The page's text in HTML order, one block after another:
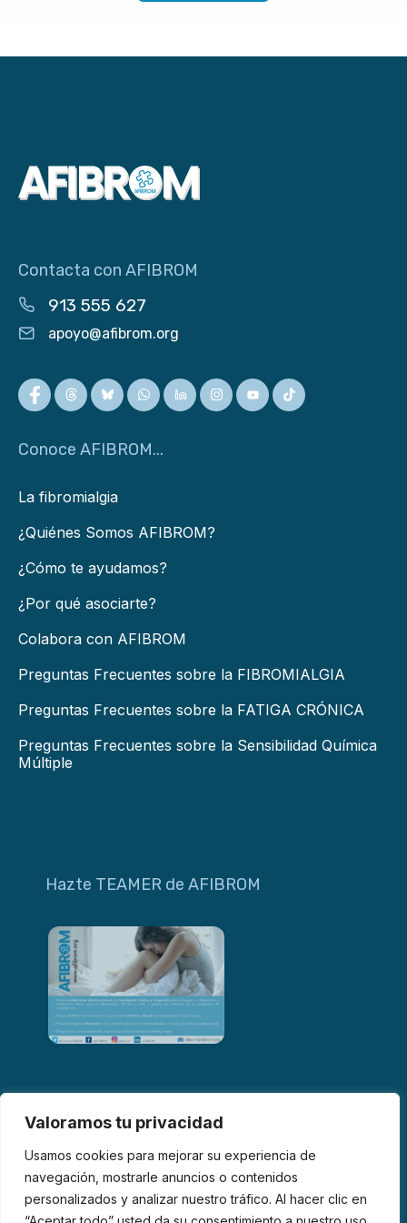
Valoramos tu privacidad
Usamos cookies para mejorar su experiencia de
navegación, mostrarle anuncios o contenidos
personalizados y analizar nuestro tráfico. Al hacer clic en
Contacta con AFIBROM
913 555 627
apoyo@afibrom.org
Conoce AFIBROM...
La fibromialgia
¿Quiénes Somos AFIBROM?
¿Cómo te ayudamos?
¿Por qué asociarte?
Colabora con AFIBROM
Preguntas Frecuentes sobre la FIBROMIALGIA
Preguntas Frecuentes sobre la FATIGA CRÓNICA
Preguntas Frecuentes sobre la Sensibilidad Química
Múltiple
Hazte TEAMER de AFIBROM
© 2026 AFIBROM. Todos los derechos reservados.